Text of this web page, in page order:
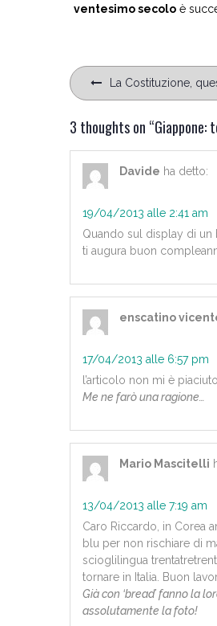
ventesimo secolo è
Navigazione
articoli
La Costituzione,
3 thoughts on “Giappone:
Davide ha detto:
19/04/2013 alle 2:41 am
Quando sul display di un
ti augura buon
enscatino
17/04/2013 alle 6:57 pm
l’articolo non mi è piaciuto
Me ne farò una ragione…
Mario Mascitelli
13/04/2013 alle 7:19 am
Caro Riccardo, in Corea
blu per non rischiare di
scioglilingua
tornare in Italia. Buon
Già con ‘bread’ fanno la
assolutamente la foto!